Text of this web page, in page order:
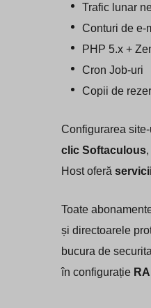
Trafic lunar
Conturi de e-
PHP 5.x +
Cron Job-uri
Copii de
Configurarea
clic Softaculous
Host oferă
Toate
și directoarele
bucura de
în configurație